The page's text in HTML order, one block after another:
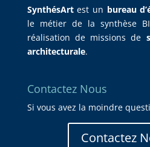
SynthésArtest un bureau
le métier de la synthèse
réalisation de missions de
architecturale.
Contactez Nous
Si vous avez la moindre
Contactez